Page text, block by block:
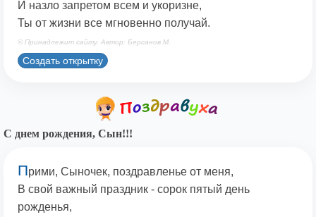
И назло запретом всем и укоризне,
Ты от жизни все мгновенно получай.
© Принадлежит сайту. Автор: Берсанов М.
Создать открытку
С днем рождения, Сын!!!
Прими, Сыночек, поздравленье от меня,
В свой важный праздник - сорок пятый день
рожденья,